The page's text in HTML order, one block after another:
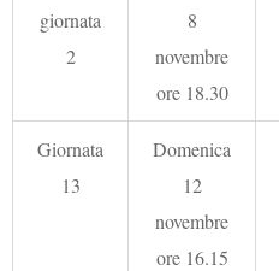
giornata
2
8
novembre
ore 18.30
Giornata
13
Domenica
12
novembre
ore 16.15